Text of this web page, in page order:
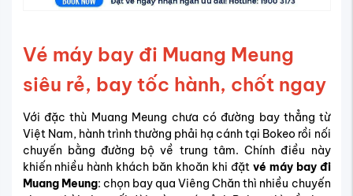
Vé máy bay đi Muang Meung
siêu rẻ, bay tốc hành, chốt ngay
Với đặc thù Muang Meung chưa có đường bay thẳng từ
Việt Nam, hành trình thường phải hạ cánh tại Bokeo rồi nối
chuyến bằng đường bộ về trung tâm. Chính điều này
khiến nhiều hành khách băn khoăn khi đặt vé máy bay đi
Muang Meung: chọn bay qua Viêng Chăn thì nhiều chuyến